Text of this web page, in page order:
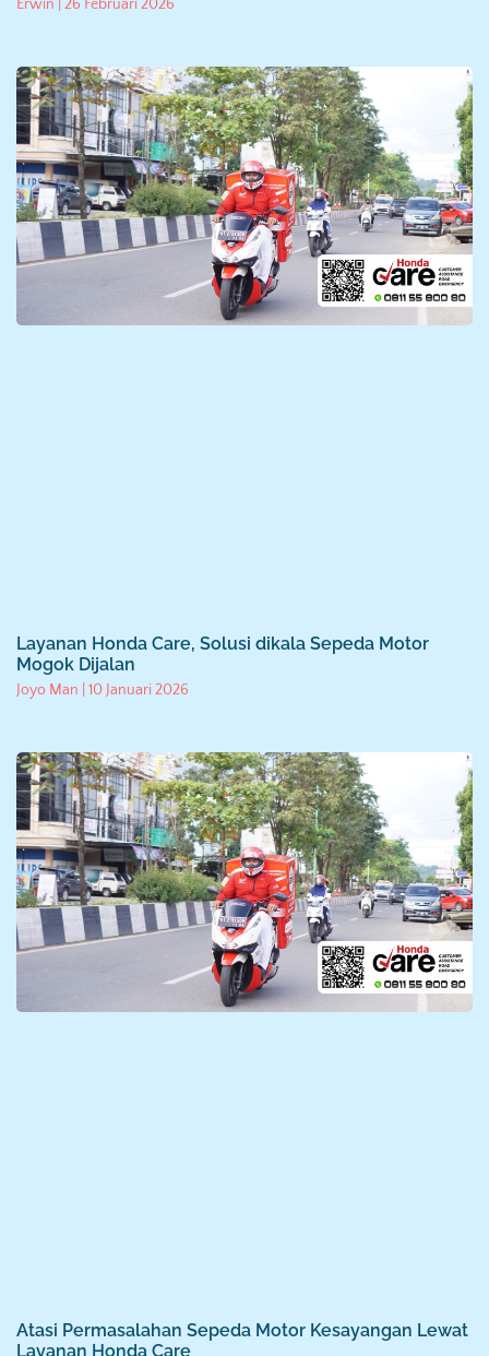
Erwin 26 Februari 2026
Layanan Honda Care, Solusi dikala Sepeda Motor
Mogok Dijalan
Joyo Man 10 Januari 2026
Atasi Permasalahan Sepeda Motor Kesayangan Lewat
Layanan Honda Care